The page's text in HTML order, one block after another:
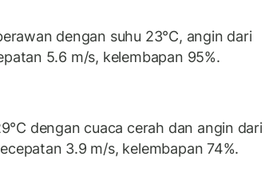
dengan suhu 23°C, angin dari
5.6 m/s, kelembapan 95%.
dengan cuaca cerah dan angin dari
3.9 m/s, kelembapan 74%.